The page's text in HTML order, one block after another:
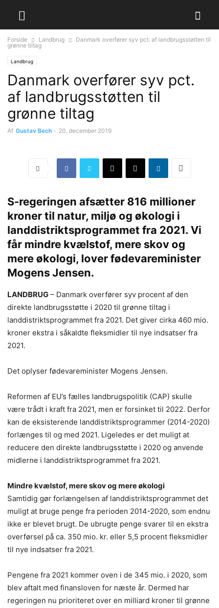
Forside Landbrug
Danmark overfører syv pct. af landbrugsstøtten til
grønne tiltag
Landbrug
Danmark overfører syv pct.
af landbrugsstøtten til
grønne tiltag
Af Gustav Bech - 20. december 2019
S-regeringen afsætter 816 millioner
kroner til natur, miljø og økologi i
landdistriktsprogrammet fra 2021. Vi
får mindre kvælstof, mere skov og
mere økologi, lover fødevareminister
Mogens Jensen.
LANDBRUG – Danmark overfører syv procent af den
direkte landbrugsstøtte i 2020 til grønne tiltag i
landdistriktsprogrammet fra 2021. Det giver cirka 460 mio.
kroner ekstra i såkaldte fleksmidler til nye indsatser fra
2021.
Det oplyser fødevareminister Mogens Jensen.
Reformen af EU’s fælles landbrugspolitik (CAP) skulle
være trådt i kraft fra 2021, men er forsinket til 2022. Derfor
kan de eksisterende landdistriktsprogrammer (2014-2020)
forlænges til og med 2021. Ligeledes er det muligt at
reducere den direkte landbrugsstøtte i 2020 og anvende
midlerne i landdistriktsprogrammet fra 2021.
Mindre kvælstof, mere skov og mere økologi
Samtidig gør forlængelsen af landdistriktsprogrammet det
muligt at bruge penge fra perioden 2014-2020, som endnu
ikke er blevet brugt. De ubrugte penge svarer til en ekstra
overførsel på ca. 350 mio. kr. eller 5,5 procent fleksmidler
til nye indsatser fra 2021.
Pengene fra 2021 kommer oven i de 345 mio. i 2020, som
blev aftalt med finansloven for næste år. Dermed har
regeringen nu prioriteret over en milliard kroner til grønne